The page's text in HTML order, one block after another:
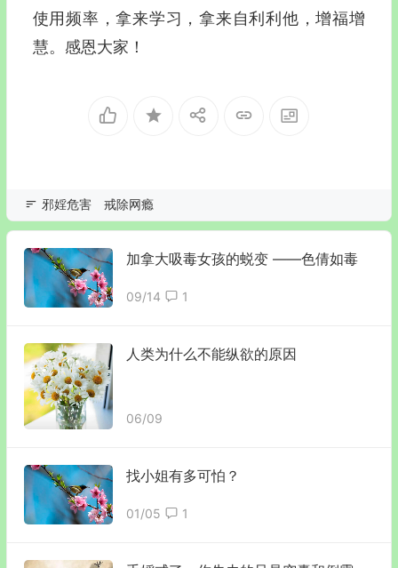
使用频率，拿来学习，拿来自利利他，增福增
慧。感恩大家！
邪婬危害 戒除网瘾
加拿大吸毒女孩的蜕变 ——色倩如毒
09/14 1
人类为什么不能纵欲的原因
06/09
找小姐有多可怕？
01/05 1